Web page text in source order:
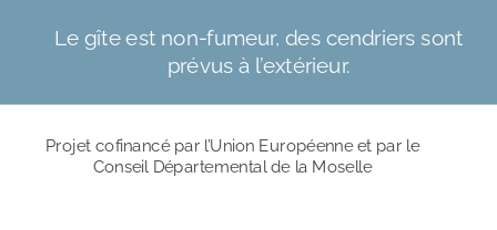
Le gîte est non-fumeur, des cendriers sont
prévus à l’extérieur.
Projet cofinancé par l’Union Européenne et par le
Conseil Départemental de la Moselle